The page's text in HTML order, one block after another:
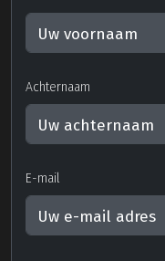
Achternaam
E-mail